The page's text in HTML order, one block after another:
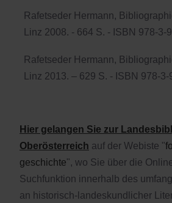
Rafetseder Hermann,
Linz 2008. - 664 S. - ISBN 978-3-
Rafetseder Hermann,
Linz 2013. – 629 S. - ISBN 978-
Hier gelangen Sie zur
Oberösterreich auf der Webiste "
geschichte", wo Sie über die
Suchfunktion innerhalb des
an historisch-landeskundlicher